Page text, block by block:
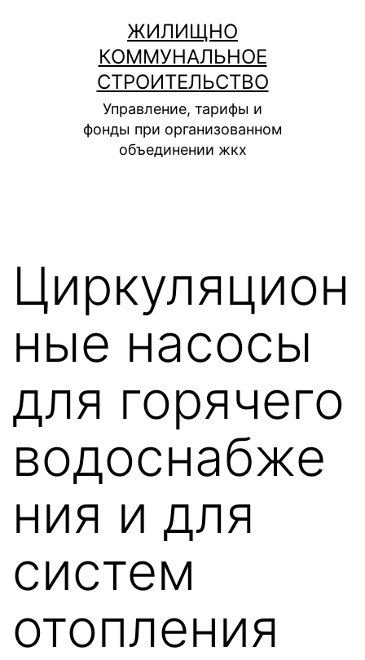
содержимому
ЖИЛИЩНО
КОММУНАЛЬНОЕ
СТРОИТЕЛЬСТВО
Управление, тарифы и
фонды при организованном
объединении жкх
Циркуляцион
ные насосы
для горячего
водоснабже
ния и для
систем
отопления